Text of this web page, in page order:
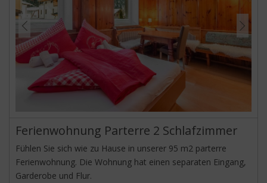
Ferienwohnung Parterre 2 Schlafzimmer
Fühlen Sie sich wie zu Hause in unserer 95 m2 parterre
Ferienwohnung. Die Wohnung hat einen separaten Eingang,
Garderobe und Flur.